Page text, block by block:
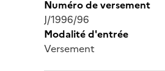
Numéro de versement
J/1996/96
Modalité d'entrée
Versement